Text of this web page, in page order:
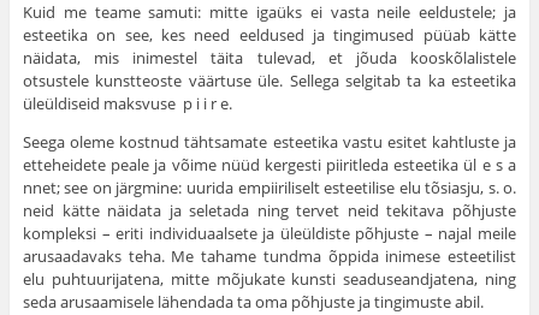
Kuid me teame samuti: mitte igaüks ei vasta neile eeldustele; ja
esteetika on see, kes need eeldused ja tingi­mused püüab kätte
näidata, mis inimestel täita tulevad, et jõuda kooskõlalistele
otsustele kunstteoste väärtuse üle. Sellega selgitab ta ka esteetika
üleüldiseid maks­vuse p i i r e.
Seega oleme kostnud tähtsamate esteetika vastu esitet kahtluste ja
etteheidete peale ja võime nüüd kergesti piiritleda esteetika ül e s a
nnet; see on järgmine: uurida empiiriliselt esteetilise elu tõsiasju, s. o.
neid kätte näidata ja seletada ning tervet neid tekitava põhjuste
kompleksi – eriti individuaalsete ja üleüldiste põhjuste – najal meile
arusaadavaks teha. Me tahame tundma õppida inimese esteetilist
elu puhtuurijatena, mitte mõjukate kunsti seaduseandjatena, ning
seda arusaamisele lähendada ta oma põhjuste ja tingimuste abil.